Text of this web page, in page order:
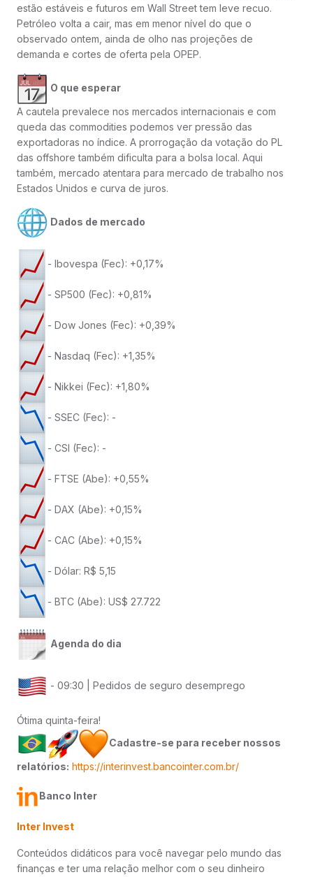
estão estáveis e futuros em Wall Street tem leve recuo.
Petróleo volta a cair, mas em menor nível do que o
observado ontem, ainda de olho nas projeções de
demanda e cortes de oferta pela OPEP.
O que esperar
A cautela prevalece nos mercados internacionais e com
queda das commodities podemos ver pressão das
exportadoras no índice. A prorrogação da votação do PL
das offshore também dificulta para a bolsa local. Aqui
também, mercado atentara para mercado de trabalho nos
Estados Unidos e curva de juros.
Dados de mercado
- Ibovespa (Fec): +0,17%
- SP500 (Fec): +0,81%
- Dow Jones (Fec): +0,39%
- Nasdaq (Fec): +1,35%
- Nikkei (Fec): +1,80%
- SSEC (Fec): -
- CSI (Fec): -
- FTSE (Abe): +0,55%
- DAX (Abe): +0,15%
- CAC (Abe): +0,15%
- Dólar: R$ 5,15
- BTC (Abe): US$ 27.722
Agenda do dia
- 09:30 | Pedidos de seguro desemprego
Ótima quinta-feira!
Cadastre-se para receber nossos
relatórios: https://interinvest.bancointer.com.br/
Banco Inter
Inter Invest
Conteúdos didáticos para você navegar pelo mundo das
finanças e ter uma relação melhor com o seu dinheiro